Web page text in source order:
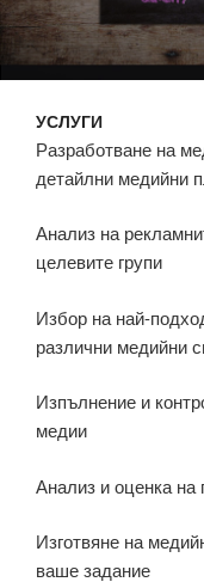
УСЛУГИ
Разработване на
детайлни медийни
Анализ на
целевите групи
Избор на най-
различни медийни
Изпълнение и
медии
Анализ и оценка на
Изготвяне на
ваше задание